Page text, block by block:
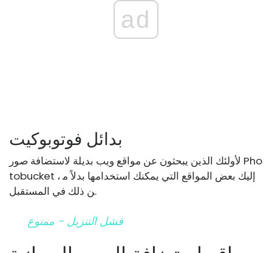
ad
بدائل فوتوبوكيت
لأولئك الذين يبحثون عن مواقع ويب بديلة لاستضافة صور Pho
tobucket ، إليك بعض المواقع التي يمكنك استخدامها بدلاً م
ن ذلك في المستقبل.
فشل التنزيل - ممنوع